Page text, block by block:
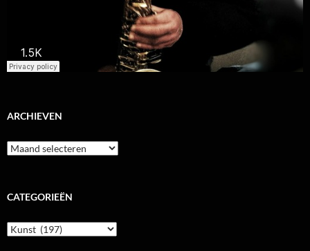
ARCHIEVEN
Archieven
CATEGORIEËN
Categorieën